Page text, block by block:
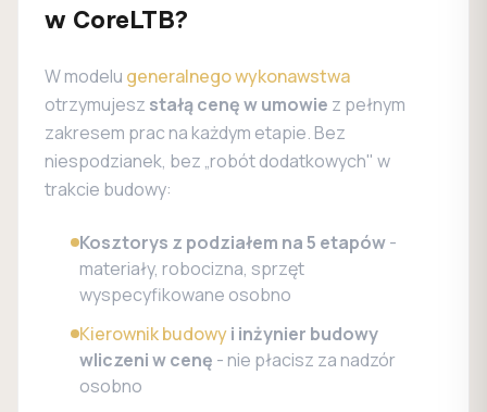
w CoreLTB?
W modelu generalnego wykonawstwa
otrzymujesz stałą cenę w umowie z pełnym
zakresem prac na każdym etapie. Bez
niespodzianek, bez „robót dodatkowych" w
trakcie budowy:
Kosztorys z podziałem na 5 etapów-
materiały, robocizna, sprzęt
wyspecyfikowane osobno
Kierownik budowyi inżynier budowy
wliczeni w cenę - nie płacisz za nadzór
osobno